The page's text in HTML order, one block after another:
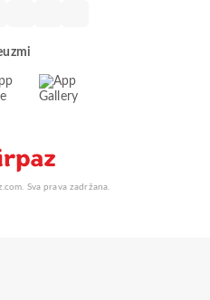
Sva prava zadržana.